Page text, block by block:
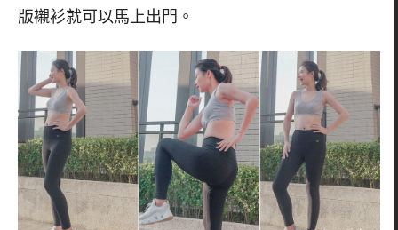
版襯衫就可以馬上出門。